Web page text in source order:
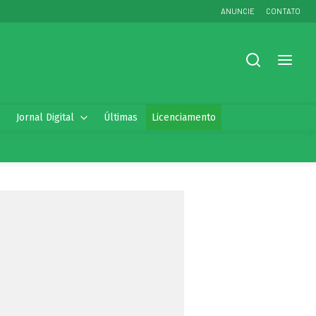
ANUNCIE CONTATO
Jornal Digital Últimas Licenciamento